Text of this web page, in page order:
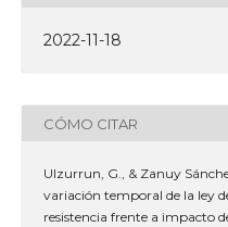
2022-11-18
CÓMO CITAR
Ulzurrun, G., & Zanuy
variación temporal de la ley
resistencia frente a impacto